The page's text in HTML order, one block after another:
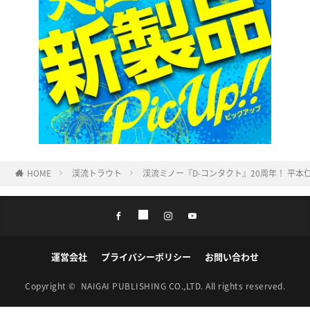
HOME 渓流トラウト 渓流ミノー『D-コンタクト』20周年！ 平本
運営会社 プライバシーポリシー お問い合わせ
Copyright © NAIGAI PUBLISHING CO.,LTD. All rights reserved.